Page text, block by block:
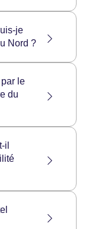
pas
je
Nord ?
le
du
parle
il